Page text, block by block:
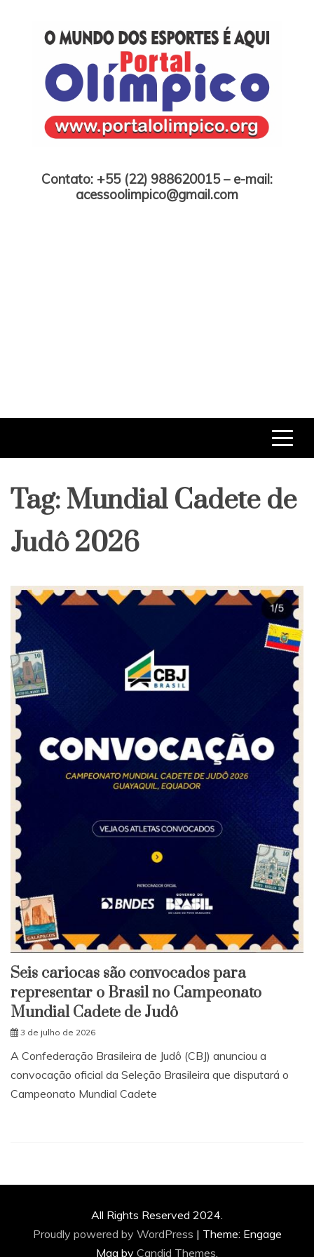
Contato: +55 (22) 988620015 – e-mail:
acessoolimpico@gmail.com
Tag: Mundial Cadete de
Judô 2026
Seis cariocas são convocados para
representar o Brasil no Campeonato
Mundial Cadete de Judô
3 de julho de 2026
A Confederação Brasileira de Judô (CBJ) anunciou a
convocação oficial da Seleção Brasileira que disputará o
Campeonato Mundial Cadete
All Rights Reserved 2024.
Proudly powered by WordPress | Theme: Engage
Mag by Candid Themes.